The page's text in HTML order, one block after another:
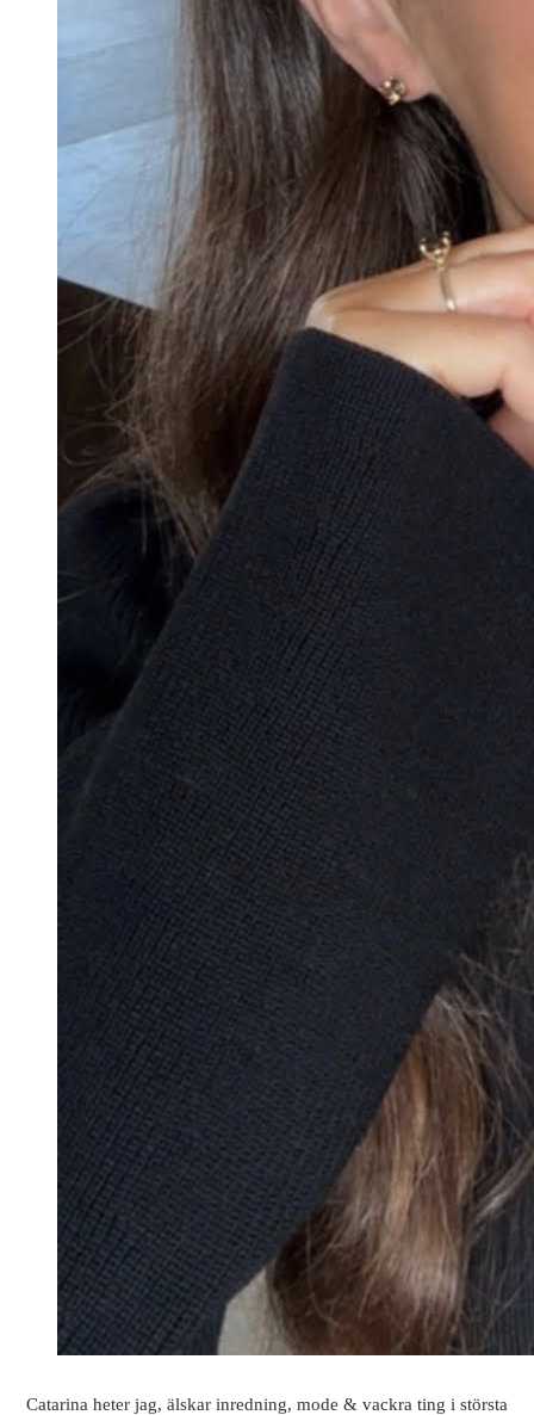
Catarina heter jag, älskar inredning, mode & vackra ting i största